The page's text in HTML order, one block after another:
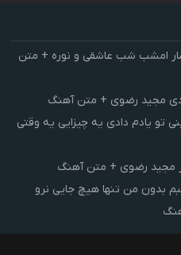
امشب شب عاشقی و نوره + متن
مجید رضوی + متن آهنگ
تو یادم دادی یه چیزایی یه وقتی
مجید رضوی + متن آهنگ
بدون من تنها هیچ جایی نرو